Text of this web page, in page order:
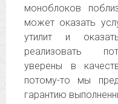
моноблоков
может оказать
утилит и
реализовать
уверены в
потому-то мы
гарантию